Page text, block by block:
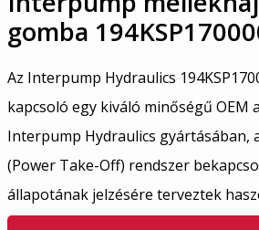
gomba
Az Interpump Hydraulics
kapcsoló egy kiváló minőségű OEM
Interpump Hydraulics gyártásában,
(Power Take-Off) rendszer
állapotának jelzésére terveztek